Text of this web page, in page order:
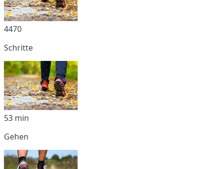
4470
Schritte
53 min
Gehen